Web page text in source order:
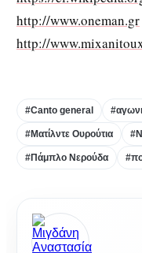
http://www.oneman.gr
http://
#Canto general
#Ματίλντε Ουρούτια
#Πάμπλο Νερούδα